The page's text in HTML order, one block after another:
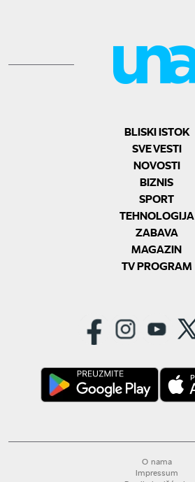
BLISKI ISTOK
SVE VESTI
NOVOSTI
BIZNIS
SPORT
TEHNOLOGIJA
ZABAVA
MAGAZIN
TV PROGRAM
O nama
Impressum